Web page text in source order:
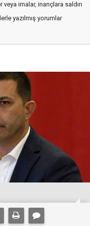
imalar, inançlara saldırı
yazılmış yorumlar